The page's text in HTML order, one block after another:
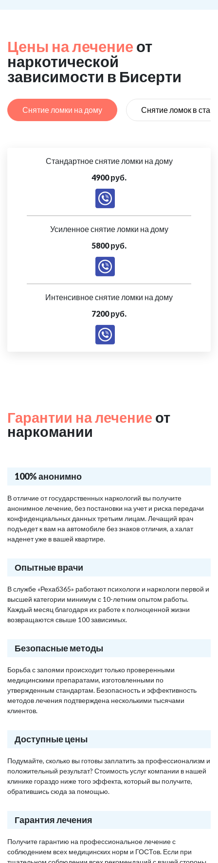
Цены на лечение от
наркотической
зависимости в Бисерти
Снятие ломки на дому Снятие ломок в
Стандартное снятие ломки на дому
4900 руб.
Усиленное снятие ломки на дому
5800 руб.
Интенсивное снятие ломки на дому
7200 руб.
Гарантии на лечение от
наркомании
100% анонимно
В отличие от государственных наркологий вы получите
анонимное лечение, без постановки на учет и риска передачи
конфиденциальных данных третьим лицам. Лечащий врач
подъедет к вам на автомобиле без знаков отличия, а халат
наденет уже в вашей квартире.
Опытные врачи
В службе «Рехаб365» работают психологи и наркологи первой и
высшей категории минимум с 10-летним опытом работы.
Каждый месяц благодаря их работе к полноценной жизни
возвращаются свыше 100 зависимых.
Безопасные методы
Борьба с запоями происходит только проверенными
медицинскими препаратами, изготовленными по
утвержденным стандартам. Безопасность и эффективность
методов лечения подтверждена несколькими тысячами
клиентов.
Доступные цены
Подумайте, сколько вы готовы заплатить за профессионализм и
положительный результат? Стоимость услуг компании в нашей
клинике гораздо ниже того эффекта, который вы получите,
обратившись сюда за помощью.
Гарантия лечения
Получите гарантию на профессиональное лечение с
соблюдением всех медицинских норм и ГОСТов. Если при